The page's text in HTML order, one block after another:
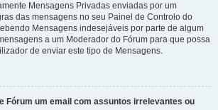
Mensagens Privadas enviadas por um
das mensagens no seu Painel de Controlo do
Mensagens indesejáveis por parte de algum
a um Moderador do Fórum para que possa
de enviar este tipo de Mensagens.
Fórum um email com assuntos irrelevantes ou